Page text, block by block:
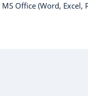
Office (Word, Excel,